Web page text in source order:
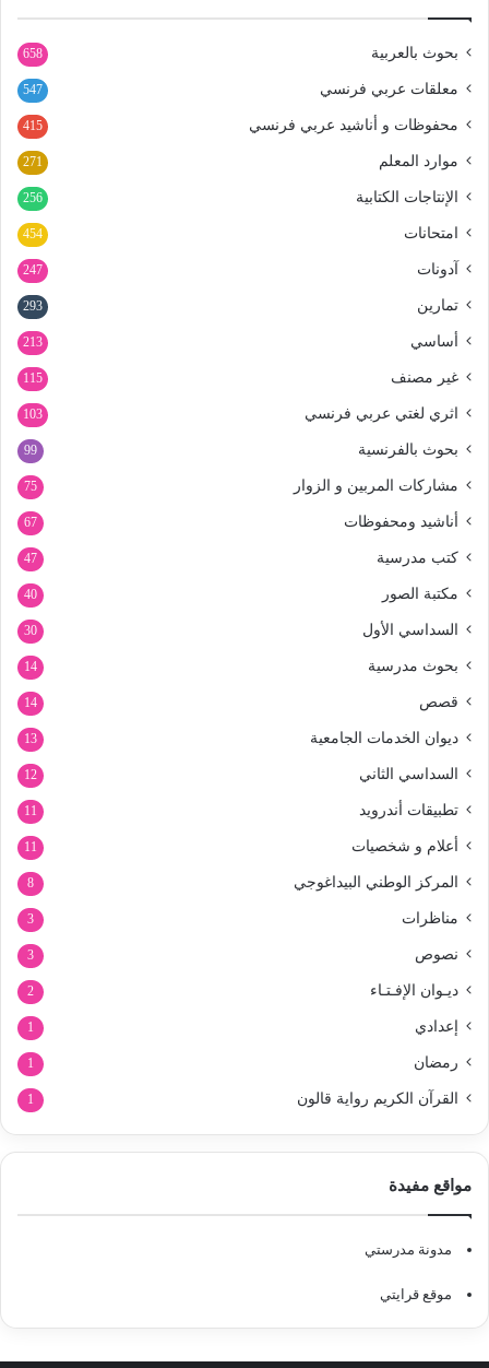
بحوث بالعربية 658
معلقات عربي فرنسي 547
محفوظات و أناشيد عربي فرنسي 415
موارد المعلم 271
الإنتاجات الكتابية 256
امتحانات 454
آدونات 247
تمارين 293
أساسي 213
غير مصنف 115
اثري لغتي عربي فرنسي 103
بحوث بالفرنسية 99
مشاركات المربين و الزوار 75
أناشيد ومحفوظات 67
كتب مدرسية 47
مكتبة الصور 40
السداسي الأول 30
بحوث مدرسية 14
قصص 14
ديوان الخدمات الجامعية 13
السداسي الثاني 12
تطبيقات أندرويد 11
أعلام و شخصيات 11
المركز الوطني البيداغوجي 8
مناظرات 3
نصوص 3
ديـوان الإفـتـاء 2
إعدادي 1
رمضان 1
القرآن الكريم رواية قالون 1
مواقع مفيدة
مدونة مدرستي
موقع قرايتي